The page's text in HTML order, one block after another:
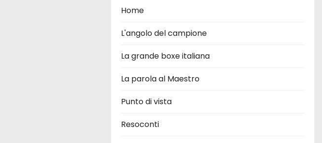
Home
L'angolo del campione
La grande boxe italiana
La parola al Maestro
Punto di vista
Resoconti